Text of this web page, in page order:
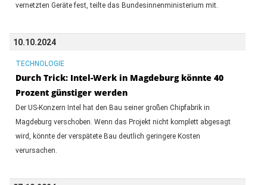
vernetzten Geräte fest, teilte das Bundesinnenministerium mit.
10.10.2024
TECHNOLOGIE
Durch Trick: Intel-Werk in Magdeburg könnte 40
Prozent günstiger werden
Der US-Konzern Intel hat den Bau seiner großen Chipfabrik in
Magdeburg verschoben. Wenn das Projekt nicht komplett abgesagt
wird, könnte der verspätete Bau deutlich geringere Kosten
verursachen.